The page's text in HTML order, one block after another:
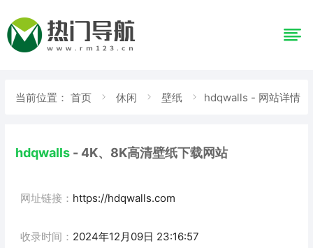
当前位置： 首页 休闲 壁纸 hdqwalls - 网站详情
hdqwalls - 4K、8K高清壁纸下载网站
网址链接： https://hdqwalls.com
收录时间： 2024年12月09日 23:16:57